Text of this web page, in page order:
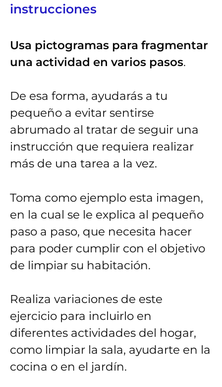
instrucciones
Usa pictogramas para fragmentar
una actividad en varios pasos.
De esa forma, ayudarás a tu
pequeño a evitar sentirse
abrumado al tratar de seguir una
instrucción que requiera realizar
más de una tarea a la vez.
Toma como ejemplo esta imagen,
en la cual se le explica al pequeño
paso a paso, que necesita hacer
para poder cumplir con el objetivo
de limpiar su habitación.
Realiza variaciones de este
ejercicio para incluirlo en
diferentes actividades del hogar,
como limpiar la sala, ayudarte en la
cocina o en el jardín.